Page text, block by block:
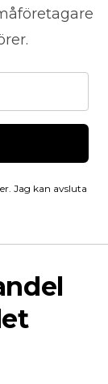
Jag kan avsluta